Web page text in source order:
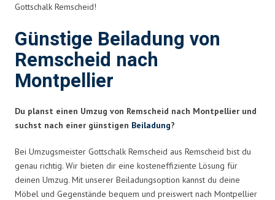
Gottschalk Remscheid!
Günstige Beiladung von
Remscheid nach
Montpellier
Du planst einen Umzug von Remscheid nach Montpellier und
suchst nach einer günstigen Beiladung?
Bei Umzugsmeister Gottschalk Remscheid aus Remscheid bist du
genau richtig. Wir bieten dir eine kosteneffiziente Lösung für
deinen Umzug. Mit unserer Beiladungsoption kannst du deine
Möbel und Gegenstände bequem und preiswert nach Montpellier